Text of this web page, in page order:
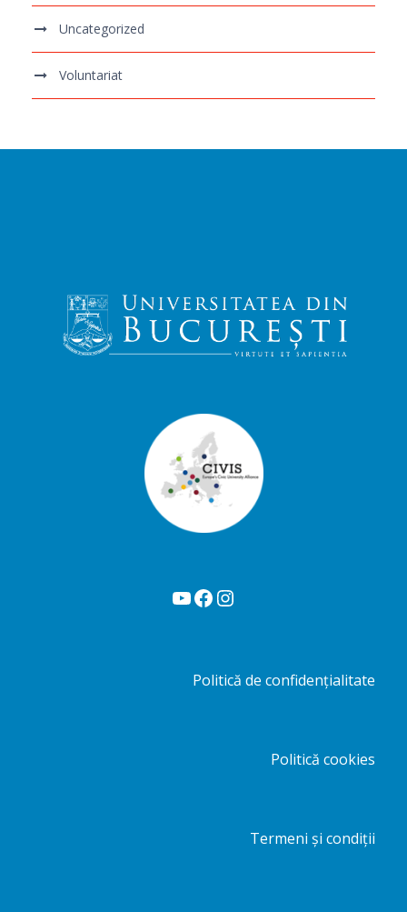
Uncategorized
Voluntariat
YouTube Facebook Instagram
Politică de confidențialitate
Politică cookies
Termeni și condiții